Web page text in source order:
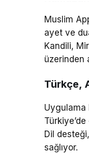
Muslim
ayet ve
Kandili,
üzerinden
Türkçe,
Uygulama
Dil
sağlıyor.